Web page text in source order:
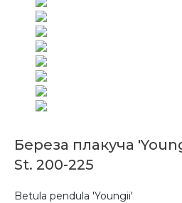
Береза плакуча
St. 200-225
Betula pendula 'Youngii'